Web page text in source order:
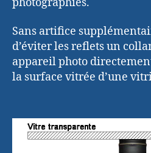
Sans artifice
d’éviter les reflets un
appareil photo
la surface vitrée d’une